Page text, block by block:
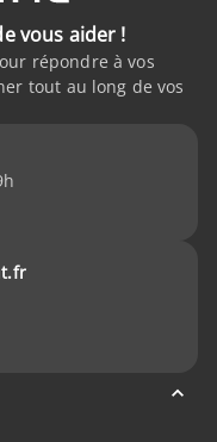
vous aider !
répondre à vos
tout au long de vos